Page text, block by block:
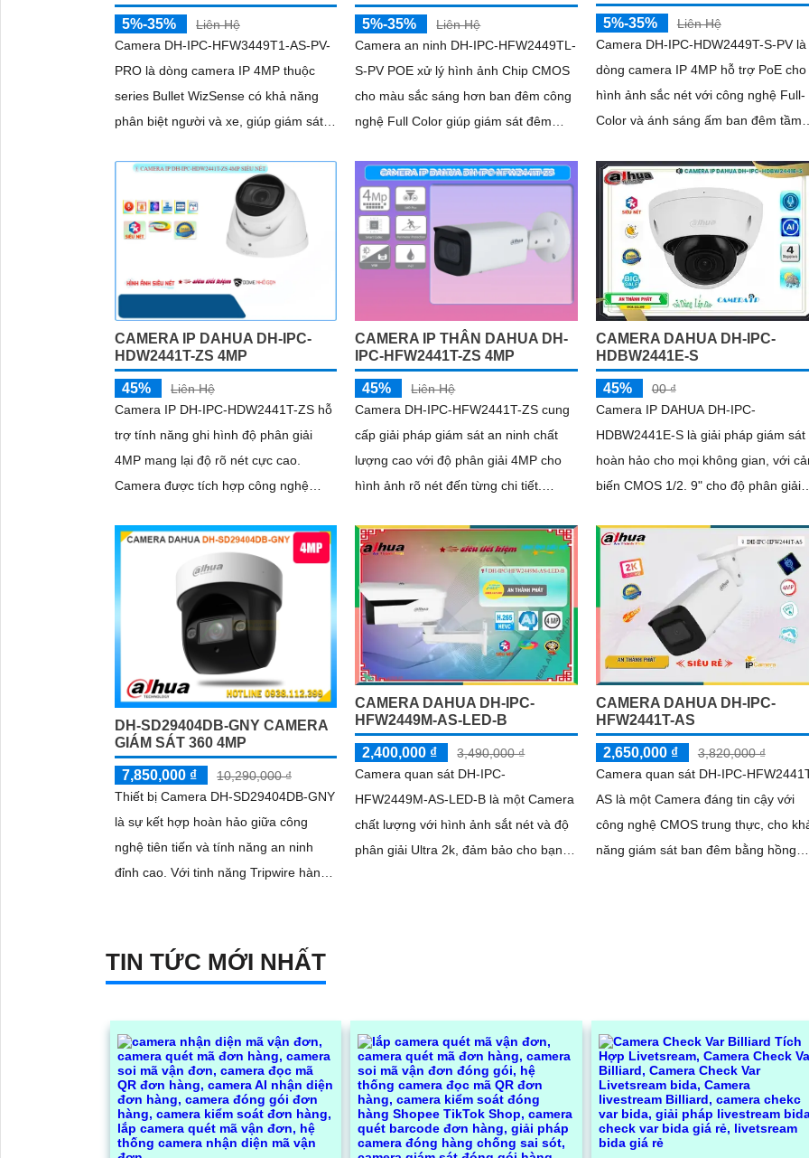
5%-35%
Liên Hệ
Camera DH-IPC-HFW3449T1-AS-PV-
PRO là dòng camera IP 4MP thuộc
series Bullet WizSense có khả năng
phân biệt người và xe, giúp giám sát
loa và khe thẻ nhớ lên đến 512GB hỗ
trợ cảnh báo chủ động với loa và đèn
báo xanh đỏ
5%-35%
Liên Hệ
Camera an ninh DH-IPC-HFW2449TL-
S-PV POE xử lý hình ảnh Chip CMOS
cho màu sắc sáng hơn ban đêm công
nghệ Full Color giúp giám sát đêm
Với độ phân giải 4
5%-35%
Liên Hệ
Camera DH-IPC-HDW2449T-S-PV là
dòng camera IP 4MP hỗ trợ PoE cho
hình ảnh sắc nét với công nghệ Full-
Color và ánh sáng ấm ban đêm tầm
thoại 2 chiều, giúp giám sát và tương
tác dễ dàng hỗ trợ khe thẻ nhớ tối đa
256GB, công nghệ nén H
CAMERA IP DAHUA DH-IPC-
HDW2441T-ZS 4MP
45%
Liên Hệ
Camera IP DH-IPC-HDW2441T-ZS hỗ
trợ tính năng ghi hình độ phân giải
4MP mang lại độ rõ nét cực cao.
Camera được tích hợp công nghệ
hoạt động vào ban đêm rõ ràng
CAMERA IP THÂN DAHUA DH-
IPC-HFW2441T-ZS 4MP
45%
Liên Hệ
Camera DH-IPC-HFW2441T-ZS cung
cấp giải pháp giám sát an ninh chất
lượng cao với độ phân giải 4MP cho
hình ảnh rõ nét đến từng chi tiết.
ban đêm rõ ràng bao quát với hồng
ngoại 60m, trang bị tính năng phát
hiện thông minh như phát hiện con
người và phương tiện
CAMERA DAHUA DH-IPC-
HDBW2441E-S
45%
00 ₫
Camera IP DAHUA DH-IPC-
HDBW2441E-S là giải pháp giám sát
hoàn hảo cho mọi không gian, với
biến CMOS 1/2. 9" cho độ phân giải
ảnh rõ nét
DH-SD29404DB-GNY CAMERA
GIÁM SÁT 360 4MP
7,850,000 ₫
10,290,000 ₫
Thiết bị Camera DH-SD29404DB-GNY
là sự kết hợp hoàn hảo giữa công
nghệ tiên tiến và tính năng an ninh
đỉnh cao. Với tinh năng Tripwire hàng
CAMERA DAHUA DH-IPC-
HFW2449M-AS-LED-B
2,400,000 ₫
3,490,000 ₫
Camera quan sát DH-IPC-
HFW2449M-AS-LED-B là một Camera
chất lượng với hình ảnh sắt nét và độ
phân giải Ultra 2k, đảm bảo cho bạn
CAMERA DAHUA DH-IPC-
HFW2441T-AS
2,650,000 ₫
3,820,000 ₫
Camera quan sát DH-IPC-
AS là một Camera đáng tin cậy với
công nghệ CMOS trung thực, cho
năng giám sát ban đêm bằng hồng
TIN TỨC MỚI NHẤT